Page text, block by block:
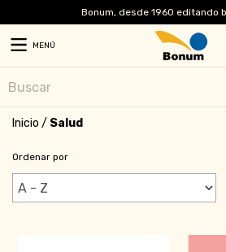
Bonum, desde 1960 editando
MENÚ
Inicio / Salud
Ordenar por